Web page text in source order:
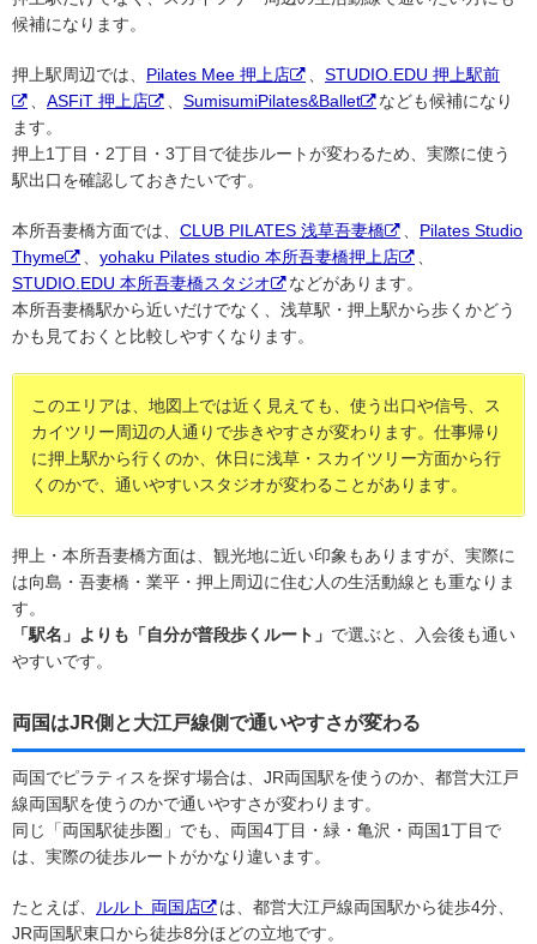
候補になります。
押上駅周辺では、 Pilates Mee 押上店
STUDIO.EDU 押上駅前
ASFiT 押上店 SumisumiPilates&Ballet
なども候補になり
ます。
押上1丁目・2丁目・3丁目で徒歩ルートが変わるため、実際に使う
駅出口を確認しておきたいです。
本所吾妻橋方面では、 CLUB PILATES 浅草吾妻橋
Pilates Studio
Thyme
yohaku Pilates studio 本所吾妻橋押上店
STUDIO.EDU 本所吾妻橋スタジオ
などがあります。
本所吾妻橋駅から近いだけでなく、浅草駅・押上駅から歩くかどう
かも見ておくと比較しやすくなります。
このエリアは、地図上では近く見えても、使う出口や信号、ス
カイツリー周辺の人通りで歩きやすさが変わります。仕事帰り
に押上駅から行くのか、休日に浅草・スカイツリー方面から行
くのかで、通いやすいスタジオが変わることがあります。
押上・本所吾妻橋方面は、観光地に近い印象もありますが、実際に
は向島・吾妻橋・業平・押上周辺に住む人の生活動線とも重なりま
す。
「駅名」よりも「自分が普段歩くルート」 で選ぶと、入会後も通い
やすいです。
両国はJR側と大江戸線側で通いやすさが変わる
両国でピラティスを探す場合は、JR両国駅を使うのか、都営大江戸
線両国駅を使うのかで通いやすさが変わります。
同じ「両国駅徒歩圏」でも、両国4丁目・緑・亀沢・両国1丁目で
は、実際の徒歩ルートがかなり違います。
たとえば、 ルルト 両国店
は、都営大江戸線両国駅から徒歩4分、
JR両国駅東口から徒歩8分ほどの立地です。